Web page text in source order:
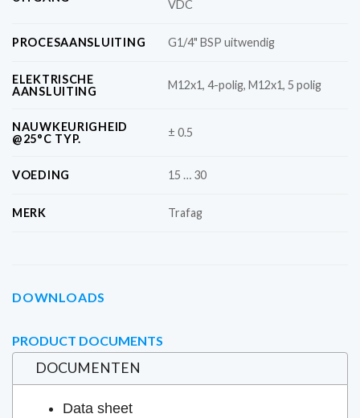
VDC
PROCESAANSLUITING G1/4" BSP uitwendig
ELEKTRISCHE
AANSLUITING
M12x1, 4-polig, M12x1, 5 polig
NAUWKEURIGHEID
@25°C TYP.
± 0.5
VOEDING 15 … 30
MERK Trafag
DOWNLOADS
PRODUCT DOCUMENTS
DOCUMENTEN
Data sheet